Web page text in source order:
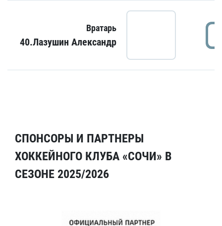
Вратарь
40.Лазушин Александр
СПОНСОРЫ И ПАРТНЕРЫ
ХОККЕЙНОГО КЛУБА «СОЧИ» В
СЕЗОНЕ 2025/2026